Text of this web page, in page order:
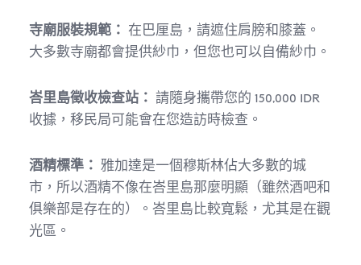
寺廟服裝規範： 在巴厘島，請遮住肩膀和膝蓋。
大多數寺廟都會提供紗巾，但您也可以自備紗巾。
峇里島徵收檢查站： 請隨身攜帶您的 150,000 IDR
收據，移民局可能會在您造訪時檢查。
酒精標準： 雅加達是一個穆斯林佔大多數的城
市，所以酒精不像在峇里島那麼明顯（雖然酒吧和
俱樂部是存在的）。峇里島比較寬鬆，尤其是在觀
光區。